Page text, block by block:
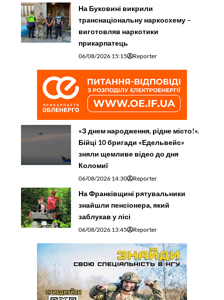
На Буковині викрили
транснаціональну наркосхему –
виготовляв наркотики
прикарпатець
06/08/2026 15:15 Reporter
«З днем народження, рідне місто!».
Бійці 10 бригади «Едельвейс»
зняли щемливе відео до дня
Коломиї
06/08/2026 14:30 Reporter
На Франківщині рятувальники
знайшли пенсіонера, який
заблукав у лісі
06/08/2026 13:45 Reporter